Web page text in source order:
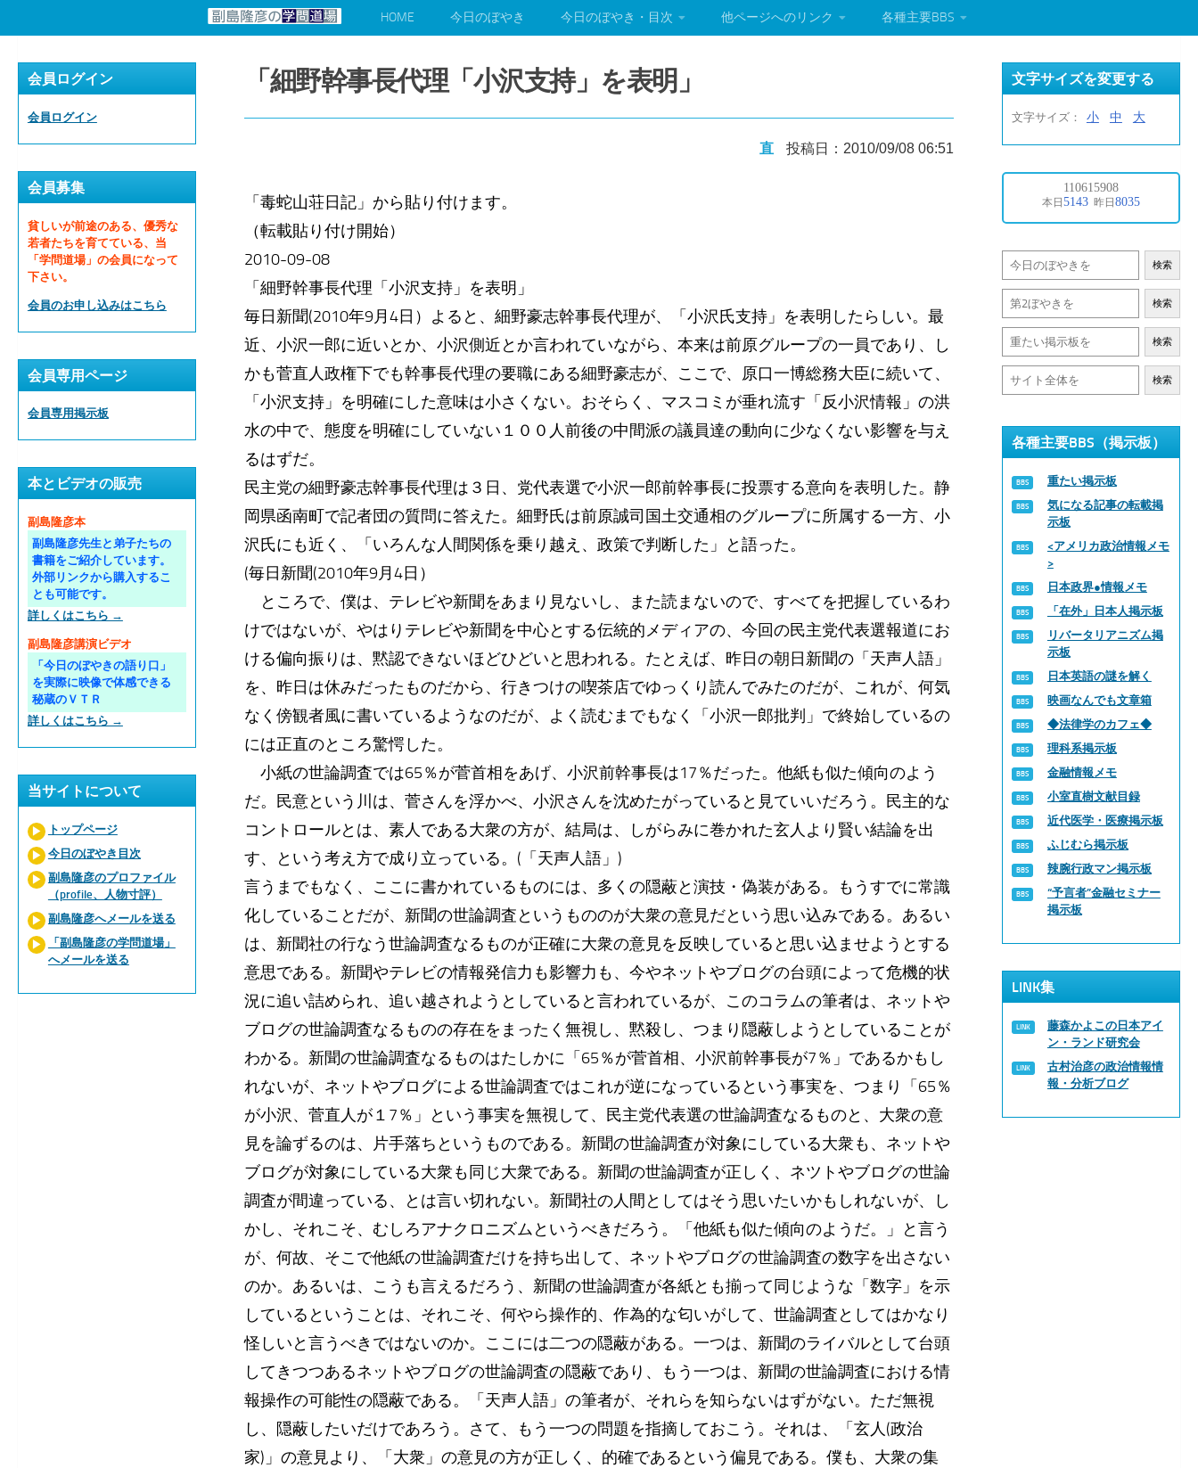
HOME 今日のぼやき 今日のぼやき・目次 他ページへのリンク 各種主要BBS
「細野幹事長代理「小沢支持」を表明」
直 投稿日：2010/09/08 06:51
「毒蛇山荘日記」から貼り付けます。
（転載貼り付け開始）
2010-09-08
「細野幹事長代理「小沢支持」を表明」
毎日新聞(2010年9月4日）よると、細野豪志幹事長代理が、「小沢氏支持」を表明したらしい。最
近、小沢一郎に近いとか、小沢側近とか言われていながら、本来は前原グループの一員であり、し
かも菅直人政権下でも幹事長代理の要職にある細野豪志が、ここで、原口一博総務大臣に続いて、
「小沢支持」を明確にした意味は小さくない。おそらく、マスコミが垂れ流す「反小沢情報」の洪
水の中で、態度を明確にしていない１００人前後の中間派の議員達の動向に少なくない影響を与え
るはずだ。
民主党の細野豪志幹事長代理は３日、党代表選で小沢一郎前幹事長に投票する意向を表明した。静
岡県函南町で記者団の質問に答えた。細野氏は前原誠司国土交通相のグループに所属する一方、小
沢氏にも近く、「いろんな人間関係を乗り越え、政策で判断した」と語った。
(毎日新聞(2010年9月4日）
ところで、僕は、テレビや新聞をあまり見ないし、また読まないので、すべてを把握しているわ
けではないが、やはりテレビや新聞を中心とする伝統的メディアの、今回の民主党代表選報道にお
ける偏向振りは、黙認できないほどひどいと思われる。たとえば、昨日の朝日新聞の「天声人語」
を、昨日は休みだったものだから、行きつけの喫茶店でゆっくり読んでみたのだが、これが、何気
なく傍観者風に書いているようなのだが、よく読むまでもなく「小沢一郎批判」で終始しているの
には正直のところ驚愕した。
小紙の世論調査では65％が菅首相をあげ、小沢前幹事長は17％だった。他紙も似た傾向のよう
だ。民意という川は、菅さんを浮かべ、小沢さんを沈めたがっていると見ていいだろう。民主的な
コントロールとは、素人である大衆の方が、結局は、しがらみに巻かれた玄人より賢い結論を出
す、という考え方で成り立っている。(「天声人語」)
言うまでもなく、ここに書かれているものには、多くの隠蔽と演技・偽装がある。もうすでに常識
化していることだが、新聞の世論調査というもののが大衆の意見だという思い込みである。あるい
は、新聞社の行なう世論調査なるものが正確に大衆の意見を反映していると思い込ませようとする
意思である。新聞やテレビの情報発信力も影響力も、今やネットやブログの台頭によって危機的状
況に追い詰められ、追い越されようとしていると言われているが、このコラムの筆者は、ネットや
ブログの世論調査なるものの存在をまったく無視し、黙殺し、つまり隠蔽しようとしていることが
わかる。新聞の世論調査なるものはたしかに「65％が菅首相、小沢前幹事長が7％」であるかもし
れないが、ネットやブログによる世論調査ではこれが逆になっているという事実を、つまり「65％
が小沢、菅直人が１7％」という事実を無視して、民主党代表選の世論調査なるものと、大衆の意
見を論ずるのは、片手落ちというものである。新聞の世論調査が対象にしている大衆も、ネットや
ブログが対象にしている大衆も同じ大衆である。新聞の世論調査が正しく、ネツトやブログの世論
調査が間違っている、とは言い切れない。新聞社の人間としてはそう思いたいかもしれないが、し
かし、それこそ、むしろアナクロニズムというべきだろう。「他紙も似た傾向のようだ。」と言う
が、何故、そこで他紙の世論調査だけを持ち出して、ネットやブログの世論調査の数字を出さない
のか。あるいは、こうも言えるだろう、新聞の世論調査が各紙とも揃って同じような「数字」を示
しているということは、それこそ、何やら操作的、作為的な匂いがして、世論調査としてはかなり
怪しいと言うべきではないのか。ここには二つの隠蔽がある。一つは、新聞のライバルとして台頭
してきつつあるネットやブログの世論調査の隠蔽であり、もう一つは、新聞の世論調査における情
報操作の可能性の隠蔽である。「天声人語」の筆者が、それらを知らないはずがない。ただ無視
し、隠蔽したいだけであろう。さて、もう一つの問題を指摘しておこう。それは、「玄人(政治
家)」の意見より、「大衆」の意見の方が正しく、的確であるという偏見である。僕も、大衆の集
会員ログイン
会員ログイン
会員募集
貧しいが前途のある、優秀な
若者たちを育てている、当
「学問道場」の会員になって
下さい。
会員のお申し込みはこちら
会員専用ページ
会員専用掲示板
本とビデオの販売
副島隆彦本
副島隆彦先生と弟子たちの
書籍をご紹介しています。
外部リンクから購入するこ
とも可能です。
詳しくはこちら →
副島隆彦講演ビデオ
「今日のぼやきの語り口」
を実際に映像で体感できる
秘蔵のＶＴＲ
詳しくはこちら →
当サイトについて
トップページ
今日のぼやき目次
副島隆彦のプロファイル
（profile、人物寸評）
副島隆彦へメールを送る
「副島隆彦の学問道場」
へメールを送る
文字サイズを変更する
文字サイズ： 小 中 大
検索
検索
検索
検索
各種主要BBS（掲示板）
重たい掲示板
気になる記事の転載掲
示板
<アメリカ政治情報メモ
>
日本政界●情報メモ
「在外」日本人掲示板
リバータリアニズム掲
示板
日本英語の謎を解く
映画なんでも文章箱
◆法律学のカフェ◆
理科系掲示板
金融情報メモ
小室直樹文献目録
近代医学・医療掲示板
ふじむら掲示板
辣腕行政マン掲示板
“予言者”金融セミナー
掲示板
LINK集
藤森かよこの日本アイ
ン・ランド研究会
古村治彦の政治情報情
報・分析ブログ